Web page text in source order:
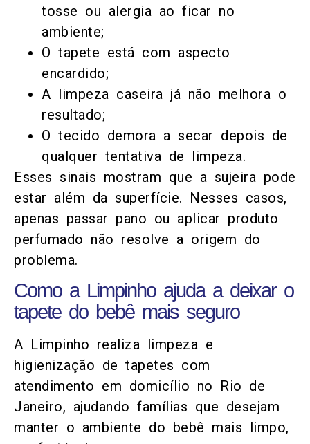
tosse ou alergia ao ficar no
ambiente;
O tapete está com aspecto
encardido;
A limpeza caseira já não melhora o
resultado;
O tecido demora a secar depois de
qualquer tentativa de limpeza.
Esses sinais mostram que a sujeira pode
estar além da superfície. Nesses casos,
apenas passar pano ou aplicar produto
perfumado não resolve a origem do
problema.
Como a Limpinho ajuda a deixar o
tapete do bebê mais seguro
A Limpinho realiza limpeza e
higienização de tapetes com
atendimento em domicílio no Rio de
Janeiro, ajudando famílias que desejam
manter o ambiente do bebê mais limpo,